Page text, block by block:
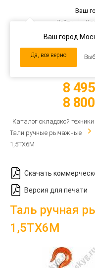
Ваш
Ваш город
Да, все верно
Войти
navigation
8
8
Каталог складской техники
Тали ручные рычажные
1,5ТХ6М
Скачать
Версия для печати
Таль ручная
1,5ТХ6М